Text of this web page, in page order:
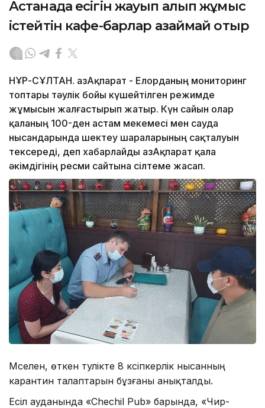
Астанада есігін жауып алып жұмыс
істейтін кафе-барлар азаймай отыр
НҰР-СҰЛТАН. ҚазАқпарат - Елорданың мониторинг
топтары тәулік бойы күшейтілген режимде
жұмысын жалғастырып жатыр. Күн сайын олар
қаланың 100-ден астам мекемесі мен сауда
нысандарында шектеу шараларының сақталуын
тексереді, деп хабарлайды ҚазАқпарат қала
әкімдігінің ресми сайтына сілтеме жасап.
Мәселен, өткен тәулікте 8 кәсіпкерлік нысанның
карантин талаптарын бұзғаны анықталды.
Есіл ауданында «Chechil Pub» барында, «Чир-